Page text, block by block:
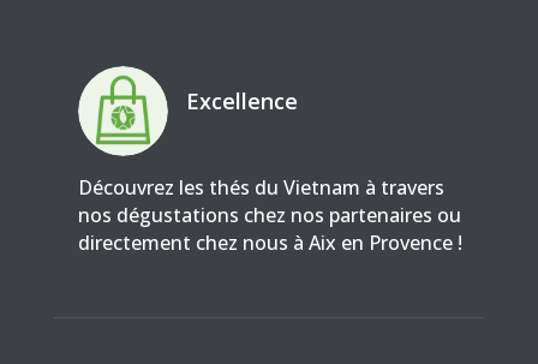
Excellence
Découvrez les thés du Vietnam à travers
nos dégustations chez nos partenaires ou
directement chez nous à Aix en Provence !